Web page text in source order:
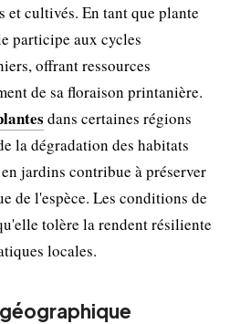
et cultivés. En tant que plante
participe aux cycles
offrant ressources
de sa floraison printanière.
dans certaines régions
la dégradation des habitats
jardins contribue à préserver
de l'espèce. Les conditions de
tolère la rendent résiliente
locales.